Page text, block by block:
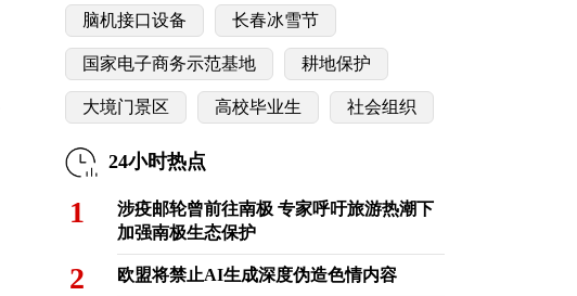
脑机接口设备 长春冰雪节
国家电子商务示范基地 耕地保护
大境门景区 高校毕业生 社会组织
24小时热点
1
涉疫邮轮曾前往南极 专家呼吁旅游热潮下
加强南极生态保护
2 欧盟将禁止AI生成深度伪造色情内容